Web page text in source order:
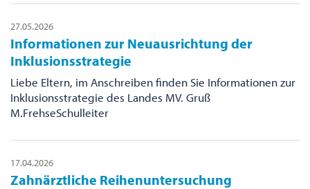
27.05.2026
Informationen zur Neuausrichtung der
Inklusionsstrategie
Liebe Eltern, im Anschreiben finden Sie Informationen zur
Inklusionsstrategie des Landes MV. Gruß
M.FrehseSchulleiter
17.04.2026
Zahnärztliche Reihenuntersuchung